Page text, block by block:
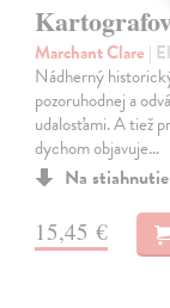
Marchant Clare |
Nádherný
pozoruhodnej a
udalosťami. A tiež
dychom objavuje…
Na
15,45 €